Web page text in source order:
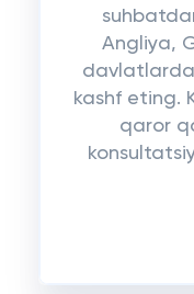
Angliya,
kashf eting.
qaror